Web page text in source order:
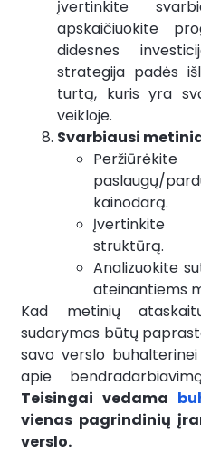
įvertinkite
apskaičiuokite
didesnes
strategija padės
turtą, kuris yra
veikloje.
Svarbiausi
paslaugų/
kainodarą.
Įvertinkite
struktūrą.
Analizuokite
ateinantiems
Kad metinių
sudarymas būtų
savo verslo
apie
Teisingai vedama
vienas pagrindinių
verslo.